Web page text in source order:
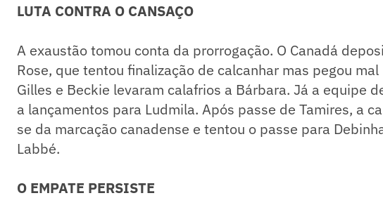
LUTA CONTRA O CANSAÇO
A exaustão tomou conta da prorrogação. O Canadá
Rose, que tentou finalização de calcanhar mas pegou
Gilles e Beckie levaram calafrios a Bárbara. Já a equipe
a lançamentos para Ludmila. Após passe de Tamires, a
se da marcação canadense e tentou o passe para
Labbé.
O EMPATE PERSISTE